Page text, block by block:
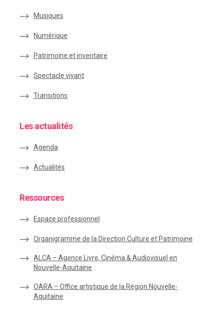
Musiques
Numérique
Patrimoine et inventaire
Spectacle vivant
Transitions
Les actualités
Agenda
Actualités
Ressources
Espace professionnel
Organigramme de la Direction Culture et Patrimoine
ALCA – Agence Livre, Cinéma & Audiovisuel en
Nouvelle-Aquitaine
OARA – Office artistique de la Région Nouvelle-
Aquitaine